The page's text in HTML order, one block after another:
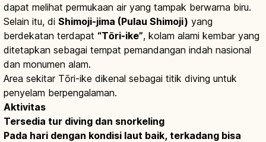
dapat melihat permukaan air yang tampak berwarna biru.
Selain itu, di Shimoji-jima (Pulau Shimoji) yang
berdekatan terdapat “Tōri-ike”, kolam alami kembar yang
ditetapkan sebagai tempat pemandangan indah nasional
dan monumen alam.
Area sekitar Tōri-ike dikenal sebagai titik diving untuk
penyelam berpengalaman.
Aktivitas
Tersedia tur diving dan snorkeling
Pada hari dengan kondisi laut baik, terkadang bisa